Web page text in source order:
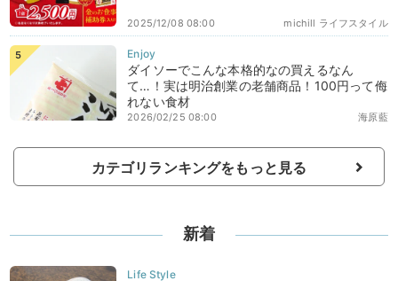
michill ライフスタイル
2025/12/08 08:00
ダイソーでこんな本格的なの買えるなん
て…！実は明治創業の老舗商品！100円って侮
れない食材
海原藍
2026/02/25 08:00
カテゴリランキングをもっと見る
新着